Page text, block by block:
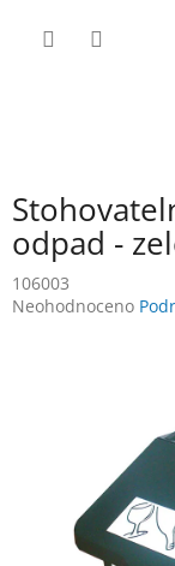
odpad -
106003
Průměrné
Neohodnoceno